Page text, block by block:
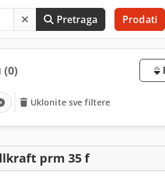
Pretraga Prodati
(0)
Uklonite sve filtere
prm 35 f